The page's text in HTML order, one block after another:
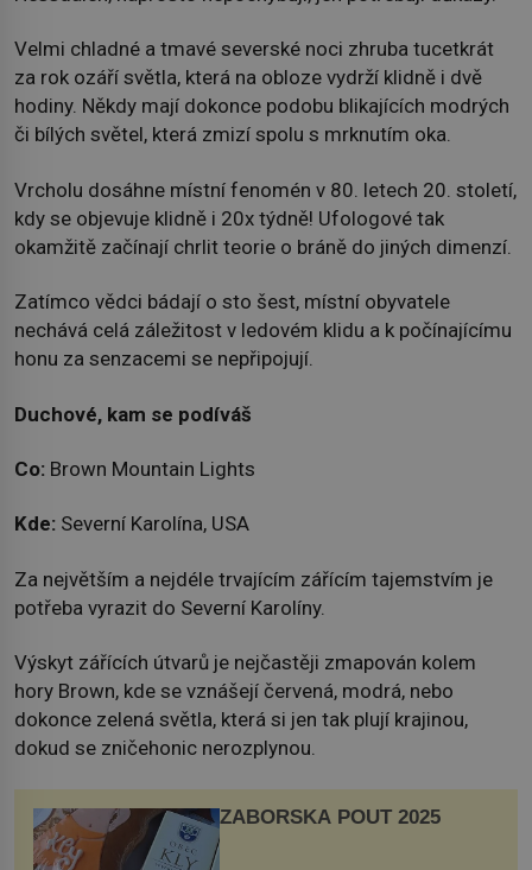
Velmi chladné a tmavé severské noci zhruba tucetkrát
za rok ozáří světla, která na obloze vydrží klidně i dvě
hodiny. Někdy mají dokonce podobu blikajících modrých
či bílých světel, která zmizí spolu s mrknutím oka.
Vrcholu dosáhne místní fenomén v 80. letech 20. století,
kdy se objevuje klidně i 20x týdně! Ufologové tak
okamžitě začínají chrlit teorie o bráně do jiných dimenzí.
Zatímco vědci bádají o sto šest, místní obyvatele
nechává celá záležitost v ledovém klidu a k počínajícímu
honu za senzacemi se nepřipojují.
Duchové, kam se podíváš
Co: Brown Mountain Lights
Kde: Severní Karolína, USA
Za největším a nejdéle trvajícím zářícím tajemstvím je
potřeba vyrazit do Severní Karolíny.
Výskyt zářících útvarů je nejčastěji zmapován kolem
hory Brown, kde se vznášejí červená, modrá, nebo
dokonce zelená světla, která si jen tak plují krajinou,
dokud se zničehonic nerozplynou.
ZÁBOŘSKÁ POUŤ 2025